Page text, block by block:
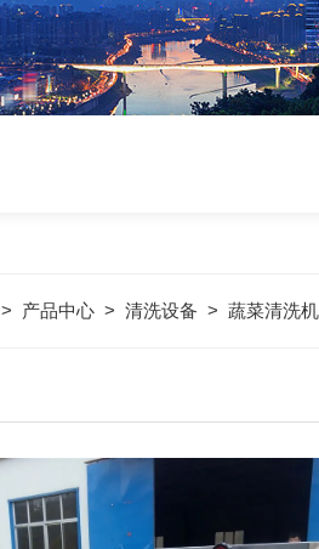
> 产品中心 > 清洗设备 > 蔬菜清洗机